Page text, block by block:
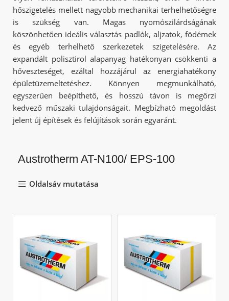
hőszigetelés mellett nagyobb mechanikai terhelhetőségre
is szükség van. Magas nyomószilárdságának
köszönhetően ideális választás padlók, aljzatok, födémek
és egyéb terhelhető szerkezetek szigetelésére. Az
expandált polisztirol alapanyag hatékonyan csökkenti a
hőveszteséget, ezáltal hozzájárul az energiahatékony
épületüzemeltetéshez. Könnyen megmunkálható,
egyszerűen beépíthető, és hosszú távon is megőrzi
kedvező műszaki tulajdonságait. Megbízható megoldást
jelent új építések és felújítások során egyaránt.
Austrotherm AT-N100/ EPS-100
Oldalsáv mutatása